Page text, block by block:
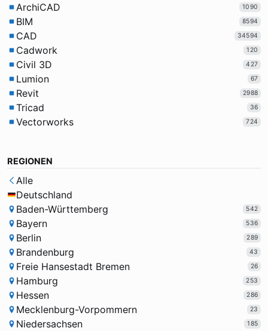
ArchiCAD 1090
BIM 8594
CAD 34594
Cadwork 120
Civil 3D 427
Lumion 67
Revit 2988
Tricad 36
Vectorworks 724
REGIONEN
Alle
Deutschland
Baden-Württemberg
542
Bayern 536
Berlin 289
Brandenburg 43
Freie Hansestadt Bremen 26
Hamburg 253
Hessen 286
Mecklenburg-Vorpommern 23
Niedersachsen 185